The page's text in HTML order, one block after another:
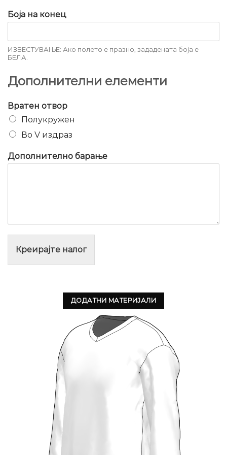
Боја на конец
ИЗВЕСТУВАЊЕ: Ако полето е празно, зададената боја е
БЕЛА.
Дополнителни елементи
Вратен отвор
Полукружен
Во V издраз
Дополнително барање
Креирајте налог
ДОДАТНИ МАТЕРИЈАЛИ